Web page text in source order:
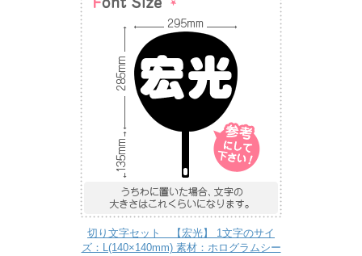
切り文字セット 【宏光】 1文字のサイ
ズ：L(140×140mm) 素材：ホログラムシー